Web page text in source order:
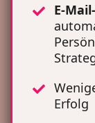
E-
Erfolg